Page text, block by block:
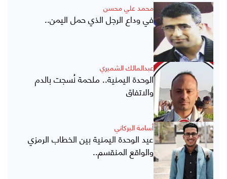
محمد علي محسن
في وداع الرجل الذي حمل اليمن..
عبدالمالك الشميري
الوحدة اليمنية.. ملحمة نُسجت بالدم
والاتفاق
أسامة البركاني
عيد الوحدة اليمنية بين الخطاب الرمزي
والواقع المنقسم..